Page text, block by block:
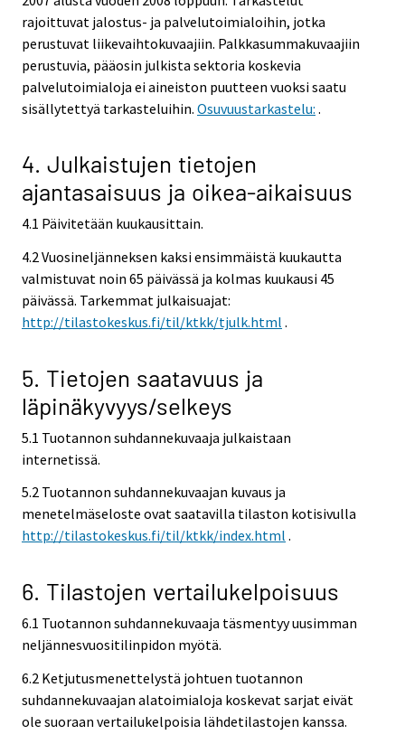
rajoittuvat jalostus- ja palvelutoimialoihin, jotka
perustuvat liikevaihtokuvaajiin. Palkkasummakuvaajiin
perustuvia, pääosin julkista sektoria koskevia
palvelutoimialoja ei aineiston puutteen vuoksi saatu
sisällytettyä tarkasteluihin. Osuvuustarkastelu: .
4. Julkaistujen tietojen
ajantasaisuus ja oikea-aikaisuus
4.1 Päivitetään kuukausittain.
4.2 Vuosineljänneksen kaksi ensimmäistä kuukautta
valmistuvat noin 65 päivässä ja kolmas kuukausi 45
päivässä. Tarkemmat julkaisuajat:
http://tilastokeskus.fi/til/ktkk/tjulk.html .
5. Tietojen saatavuus ja
läpinäkyvyys/selkeys
5.1 Tuotannon suhdannekuvaaja julkaistaan
internetissä.
5.2 Tuotannon suhdannekuvaajan kuvaus ja
menetelmäseloste ovat saatavilla tilaston kotisivulla
http://tilastokeskus.fi/til/ktkk/index.html .
6. Tilastojen vertailukelpoisuus
6.1 Tuotannon suhdannekuvaaja täsmentyy uusimman
neljännesvuositilinpidon myötä.
6.2 Ketjutusmenettelystä johtuen tuotannon
suhdannekuvaajan alatoimialoja koskevat sarjat eivät
ole suoraan vertailukelpoisia lähdetilastojen kanssa.